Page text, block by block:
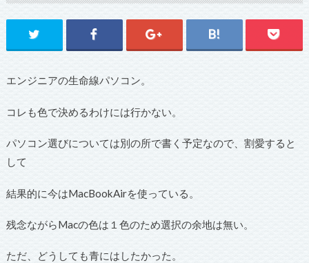
エンジニアの生命線パソコン。
コレも色で決めるわけには行かない。
パソコン選びについては別の所で書く予定なので、割愛すると
して
結果的に今はMacBookAirを使っている。
残念ながらMacの色は１色のため選択の余地は無い。
ただ、どうしても青にはしたかった。